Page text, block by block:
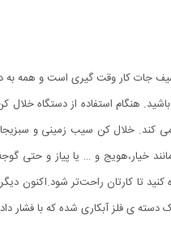
هنگام استفاده از دستگاه
شده که با فشار دادن آن میتوانید به راحتی